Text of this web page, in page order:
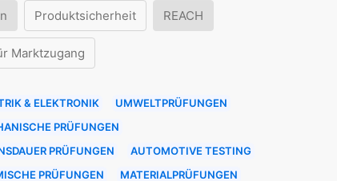
Produktsicherheit REACH
Marktzugang
& ELEKTRONIK
UMWELTPRÜFUNGEN
PRÜFUNGEN
PRÜFUNGEN
AUTOMOTIVE TESTING
PRÜFUNGEN
MATERIALPRÜFUNGEN